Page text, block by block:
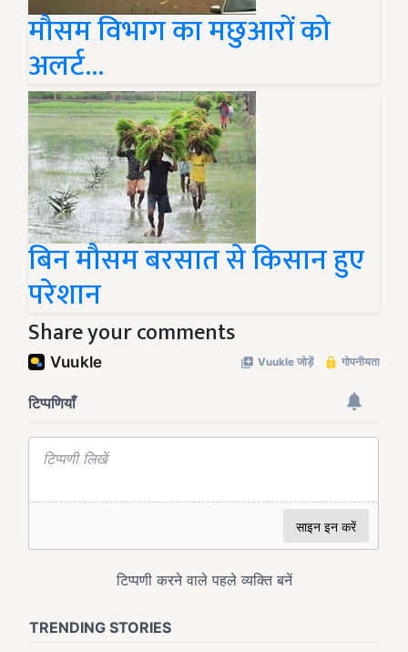
मौसम विभाग का मछुआरों को
अलर्ट...
बिन मौसम बरसात से किसान हुए
परेशान
Share your comments